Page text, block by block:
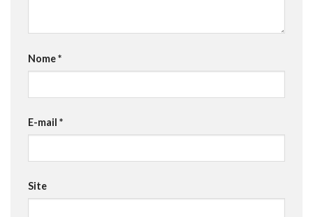
Nome*
E-mail *
Site